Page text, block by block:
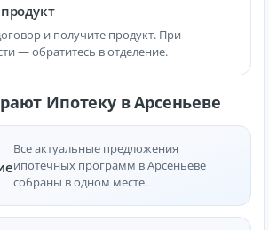
и получите продукт. При
— обратитесь в отделение.
Ипотеку в Арсеньеве
Все актуальные предложения
ипотечных программ в Арсеньеве
собраны в одном месте.